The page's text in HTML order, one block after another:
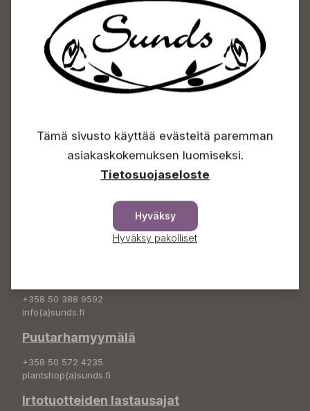
Sundin Puutarhakeskus
Avoinna
Arkisin 09-18
Info & vaihde
+358 50 388 9592
+358 50 388 9592
info(a)sunds.fi
Puutarhamyymälä
+358 50 572 4235
plantshop(a)sunds.fi
Irtotuotteiden lastausajat
Tämä sivusto käyttää evästeitä paremman
asiakaskokemuksen luomiseksi.
Tietosuojaseloste
Hyväksy
Hyväksy pakolliset